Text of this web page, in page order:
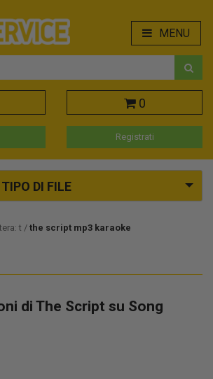
MENU
0
Registrati
DI FILE
t the script mp3 karaoke
di The Script su Song